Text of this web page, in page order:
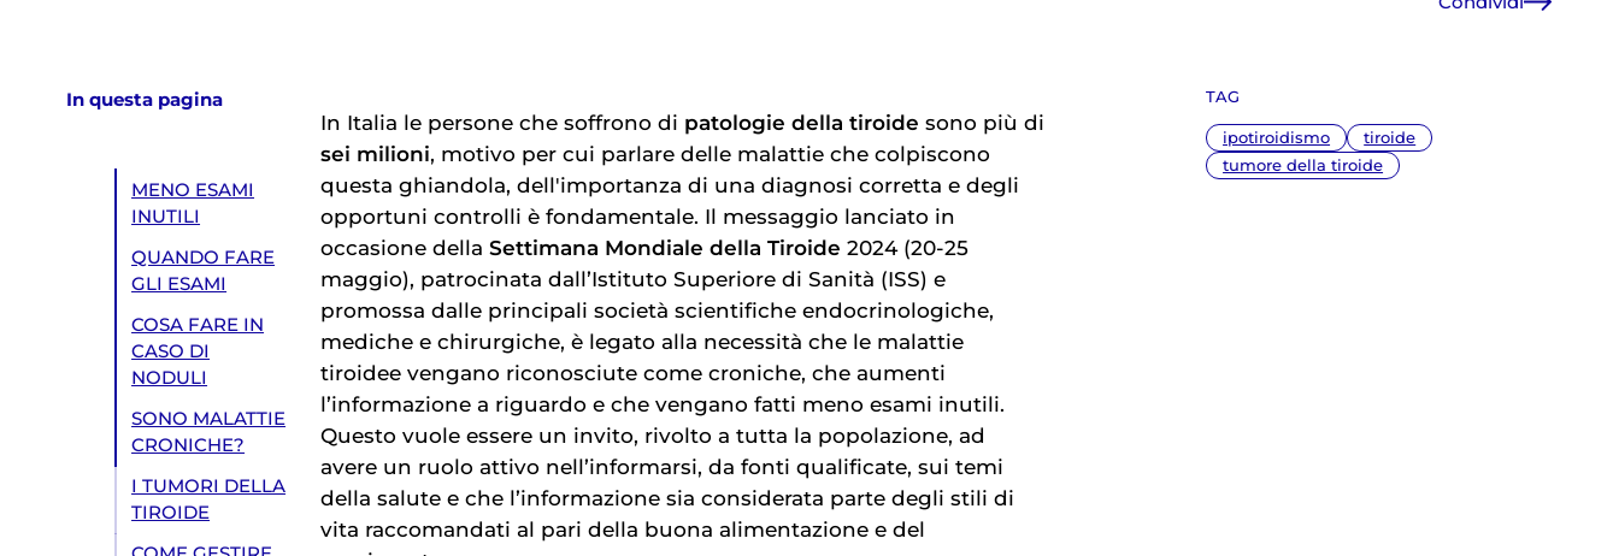
In questa pagina
MENO ESAMI
INUTILI
QUANDO FARE
GLI ESAMI
COSA FARE IN
CASO DI
NODULI
SONO MALATTIE
CRONICHE?
I TUMORI DELLA
TIROIDE
TAG
ipotiroidismo
tiroide
tumore della tiroide
In Italia le persone che soffrono di patologie della tiroide sono più di
sei milioni, motivo per cui parlare delle malattie che colpiscono
questa ghiandola, dell'importanza di una diagnosi corretta e degli
opportuni controlli è fondamentale. Il messaggio lanciato in
occasione della Settimana Mondiale della Tiroide 2024 (20-25
maggio), patrocinata dall’Istituto Superiore di Sanità (ISS) e
promossa dalle principali società scientifiche endocrinologiche,
mediche e chirurgiche, è legato alla necessità che le malattie
tiroidee vengano riconosciute come croniche, che aumenti
l’informazione a riguardo e che vengano fatti meno esami inutili.
Questo vuole essere un invito, rivolto a tutta la popolazione, ad
avere un ruolo attivo nell’informarsi, da fonti qualificate, sui temi
della salute e che l’informazione sia considerata parte degli stili di
vita raccomandati al pari della buona alimentazione e del